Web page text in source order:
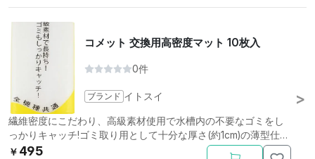
コメット 交換用高密度マット 10枚入
0件
ブランド イトスイ
繊維密度にこだわり、高級素材使用で水槽内の不要なゴミをし
っかりキャッチ!ゴミ取り用として十分な厚さ(約1cm)の薄型仕
様。
￥ 495